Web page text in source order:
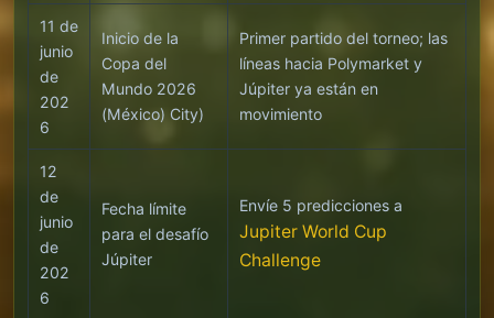
11 de
junio
de
202
6
Inicio de la
Copa del
Mundo 2026
(México) City)
Primer partido del torneo; las
líneas hacia Polymarket y
Júpiter ya están en
movimiento
12
de
junio
de
202
6
Fecha límite
para el desafío
Júpiter
Envíe 5 predicciones a
Jupiter World Cup
Challenge